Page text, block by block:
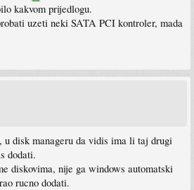
kakvom prijedlogu.
uzeti neki SATA PCI kontroler, mada
u disk manageru da vidis ima li taj drugi
dodati.
diskovima, nije ga windows automatski
rucno dodati.